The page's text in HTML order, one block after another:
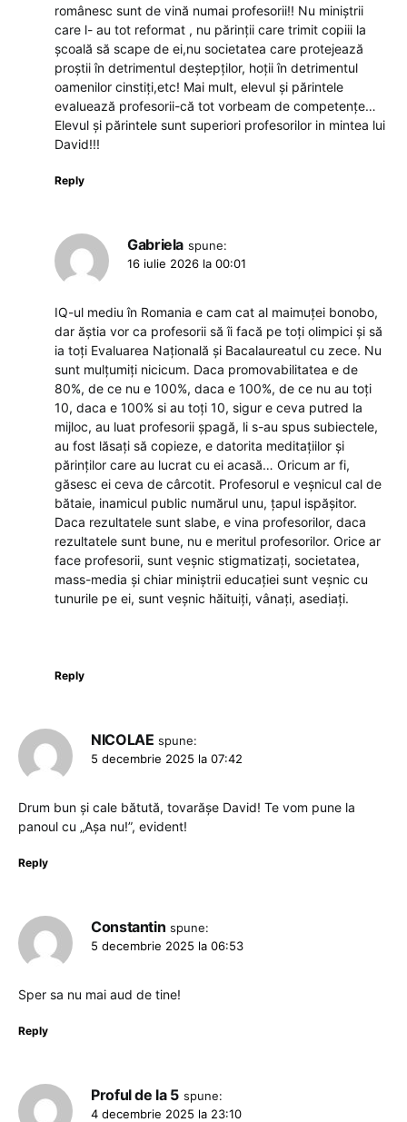
românesc sunt de vină numai profesorii!! Nu miniștrii
care l- au tot reformat , nu părinții care trimit copiii la
școală să scape de ei,nu societatea care protejează
proștii în detrimentul deștepților, hoții în detrimentul
oamenilor cinstiți,etc! Mai mult, elevul și părintele
evaluează profesorii-că tot vorbeam de competențe…
Elevul și părintele sunt superiori profesorilor in mintea lui
David!!!
Reply
Gabriela spune:
16 iulie 2026 la 00:01
IQ-ul mediu în Romania e cam cat al maimuței bonobo,
dar ăștia vor ca profesorii să îi facă pe toți olimpici și să
ia toți Evaluarea Națională și Bacalaureatul cu zece. Nu
sunt mulțumiți nicicum. Daca promovabilitatea e de
80%, de ce nu e 100%, daca e 100%, de ce nu au toți
10, daca e 100% si au toți 10, sigur e ceva putred la
mijloc, au luat profesorii șpagă, li s-au spus subiectele,
au fost lăsați să copieze, e datorita meditațiilor și
părinților care au lucrat cu ei acasă… Oricum ar fi,
găsesc ei ceva de cârcotit. Profesorul e veșnicul cal de
bătaie, inamicul public numărul unu, țapul ispășitor.
Daca rezultatele sunt slabe, e vina profesorilor, daca
rezultatele sunt bune, nu e meritul profesorilor. Orice ar
face profesorii, sunt veșnic stigmatizați, societatea,
mass-media și chiar miniștrii educației sunt veșnic cu
tunurile pe ei, sunt veșnic hăituiți, vânați, asediați.
Reply
NICOLAE spune:
5 decembrie 2025 la 07:42
Drum bun și cale bătută, tovarășe David! Te vom pune la
panoul cu „Așa nu!”, evident!
Reply
Constantin spune:
5 decembrie 2025 la 06:53
Sper sa nu mai aud de tine!
Reply
Proful de la 5 spune:
4 decembrie 2025 la 23:10